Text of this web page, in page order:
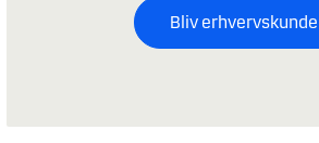
Bliv erhvervskunde